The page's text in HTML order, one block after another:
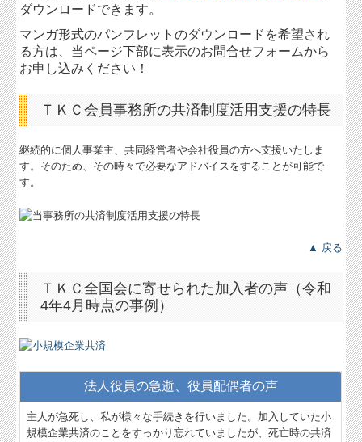
ダウンロードできます。
マンガ形式のパンフレットのダウンロードを希望され
る方は、当ページ下部に表示のお問合せフォームから
お申し込みください！
ＴＫＣ会員事務所の共済制度活用支援の特長
継続的に個人事業主、共同経営者や会社役員の方へ支援いたしま
す。そのため、その時々で必要なアドバイスをすることが可能で
す。
▲ 戻る
ＴＫＣ全国会に寄せられた加入者の声（令和
4年4月時点の事例）
法人役員の急逝、役員配偶者の声
主人が急死し、私が様々な手続きを行いました。加入していた小
規模企業共済のことをすっかり忘れていましたが、死亡時の共済